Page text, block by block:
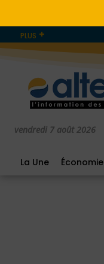
PLUS
vendredi 7 août 2026
La Une Économie